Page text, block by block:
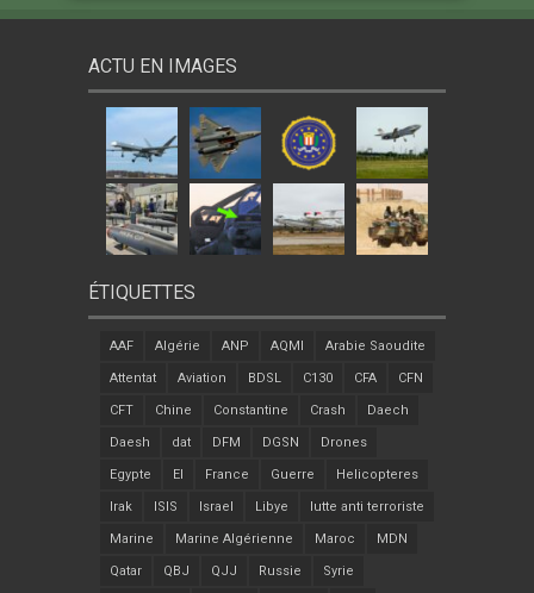
ACTU EN IMAGES
ÉTIQUETTES
AAF Algérie ANP AQMI Arabie Saoudite
Attentat Aviation BDSL C130 CFA CFN
CFT Chine Constantine Crash Daech
Daesh dat DFM DGSN Drones
Egypte EI France Guerre Helicopteres
Irak ISIS Israel Libye lutte anti terroriste
Marine Marine Algérienne Maroc MDN
Qatar QBJ QJJ Russie Syrie